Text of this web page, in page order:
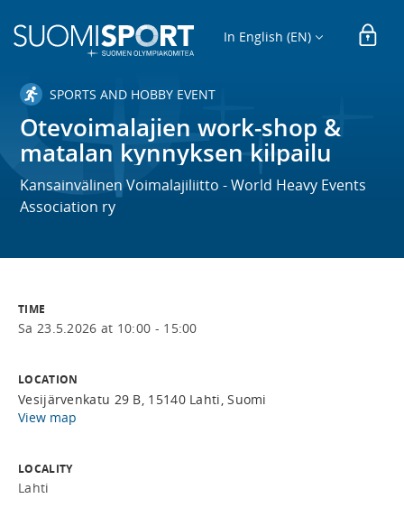
In English (EN)
SPORTS AND HOBBY EVENT
Otevoimalajien work-shop &
matalan kynnyksen kilpailu
Kansainvälinen Voimalajiliitto - World Heavy Events
Association ry
TIME
Sa 23.5.2026 at 10:00 - 15:00
LOCATION
Vesijärvenkatu 29 B, 15140 Lahti, Suomi
View map
LOCALITY
Lahti